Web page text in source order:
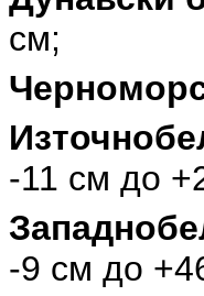
см;
-11 см до
-9 см до